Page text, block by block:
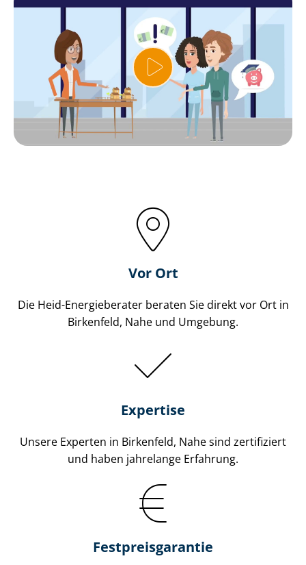
Vor Ort
Die Heid-Energieberater beraten Sie direkt vor Ort in
Birkenfeld, Nahe und Umgebung.
Expertise
Unsere Experten in Birkenfeld, Nahe sind zertifiziert
und haben jahrelange Erfahrung.
Fest­preis­ga­ran­tie